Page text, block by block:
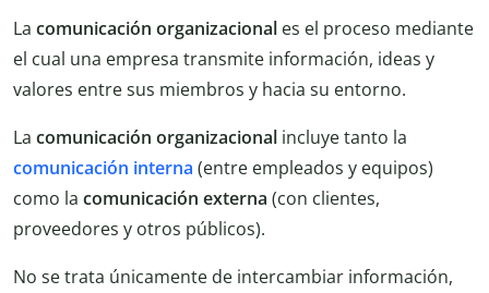
La comunicación organizacional es el proceso mediante
el cual una empresa transmite información, ideas y
valores entre sus miembros y hacia su entorno.
La comunicación organizacional incluye tanto la
comunicación interna (entre empleados y equipos)
como la comunicación externa (con clientes,
proveedores y otros públicos).
No se trata únicamente de intercambiar información,